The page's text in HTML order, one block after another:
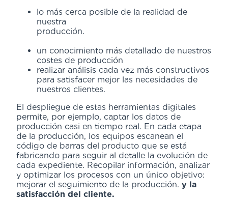
lo más cerca posible de la realidad de
nuestra
producción.
un conocimiento más detallado de nuestros
costes de producción
realizar análisis cada vez más constructivos
para satisfacer mejor las necesidades de
nuestros clientes.
El despliegue de estas herramientas digitales
permite, por ejemplo, captar los datos de
producción casi en tiempo real. En cada etapa
de la producción, los equipos escanean el
código de barras del producto que se está
fabricando para seguir al detalle la evolución de
cada expediente. Recopilar información, analizar
y optimizar los procesos con un único objetivo:
mejorar el seguimiento de la producción. y la
satisfacción del cliente.